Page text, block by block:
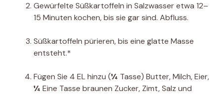
Gewürfelte Süßkartoffeln in Salzwasser etwa 12–
15 Minuten kochen, bis sie gar sind. Abfluss.
Süßkartoffeln pürieren, bis eine glatte Masse
entsteht.*
Fügen Sie 4 EL hinzu (¼ Tasse) Butter, Milch, Eier,
¼ Eine Tasse braunen Zucker, Zimt, Salz und